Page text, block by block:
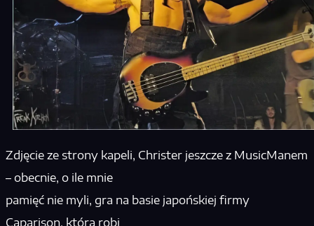
Zdjęcie ze strony kapeli, Christer jeszcze z MusicManem
– obecnie, o ile mnie
pamięć nie myli, gra na basie japońskiej firmy
Caparison, która robi